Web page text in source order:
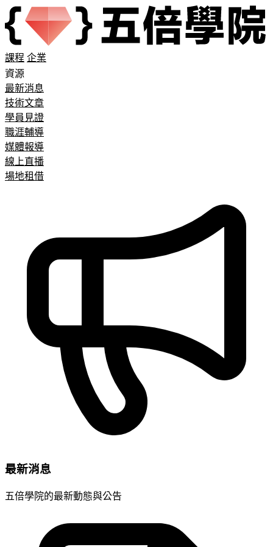
課程 企業
資源
最新消息
技術文章
學員見證
職涯輔導
媒體報導
線上直播
場地租借
最新消息
五倍學院的最新動態與公告